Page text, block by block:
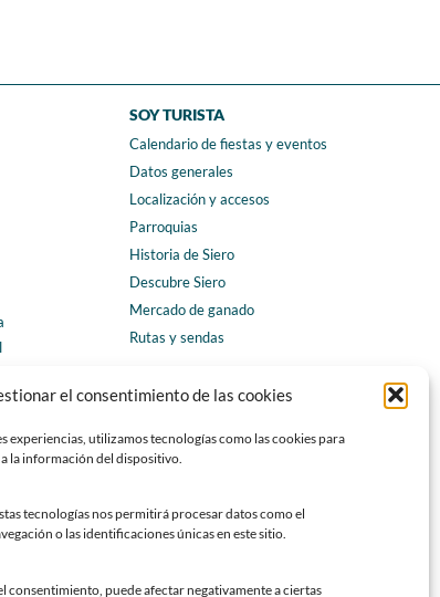
el consentimiento de las cookies
experiencias, utilizamos tecnologías como las cookies para
la información del dispositivo.
tecnologías nos permitirá procesar datos como el
o las identificaciones únicas en este sitio.
consentimiento, puede afectar negativamente a ciertas
SOY TURISTA
Calendario de fiestas y eventos
Datos generales
Localización y accesos
Parroquias
Historia de Siero
Descubre Siero
Mercado de ganado
Rutas y sendas
CONTACTO
Teléfonos de interés
Formulario de contacto